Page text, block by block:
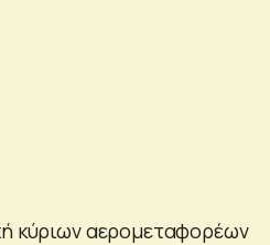
κύριων αερομεταφορέων